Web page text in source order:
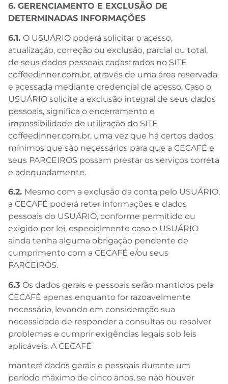
6. GERENCIAMENTO E EXCLUSÃO DE
DETERMINADAS INFORMAÇÕES
6.1. O USUÁRIO poderá solicitar o acesso,
atualização, correção ou exclusão, parcial ou total,
de seus dados pessoais cadastrados no SITE
coffeedinner.com.br, através de uma área reservada
e acessada mediante credencial de acesso. Caso o
USUÁRIO solicite a exclusão integral de seus dados
pessoais, significa o encerramento e
impossibilidade de utilização do SITE
coffeedinner.com.br, uma vez que há certos dados
mínimos que são necessários para que a CECAFÉ e
seus PARCEIROS possam prestar os serviços correta
e adequadamente.
6.2. Mesmo com a exclusão da conta pelo USUÁRIO,
a CECAFÉ poderá reter informações e dados
pessoais do USUÁRIO, conforme permitido ou
exigido por lei, especialmente caso o USUÁRIO
ainda tenha alguma obrigação pendente de
cumprimento com a CECAFÉ e/ou seus
PARCEIROS.
6.3 Os dados gerais e pessoais serão mantidos pela
CECAFÉ apenas enquanto for razoavelmente
necessário, levando em consideração sua
necessidade de responder a consultas ou resolver
problemas e cumprir exigências legais sob leis
aplicáveis. A CECAFÉ
manterá dados gerais e pessoais durante um
período máximo de cinco anos, se não houver